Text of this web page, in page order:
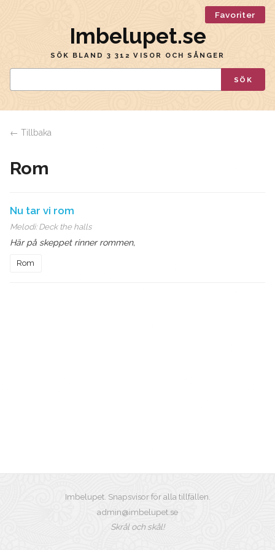
Favoriter
Imbelupet.se
SÖK BLAND 3 312 VISOR OCH SÅNGER
SÖK
← Tillbaka
Rom
Nu tar vi rom
Melodi: Deck the halls
Här på skeppet rinner rommen,
Rom
Imbelupet. Snapsvisor för alla tillfällen.
admin@imbelupet.se
Skrål och skål!